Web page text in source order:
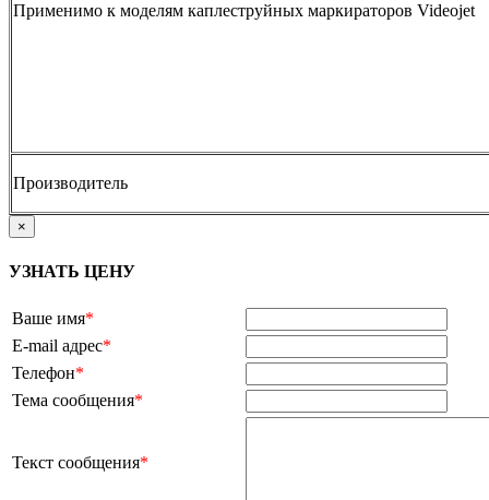
Применимо к моделям каплеструйных маркираторов Videojet
Производитель
×
УЗНАТЬ ЦЕНУ
Ваше имя*
E-mail адрес*
Телефон*
Тема сообщения*
Текст сообщения*